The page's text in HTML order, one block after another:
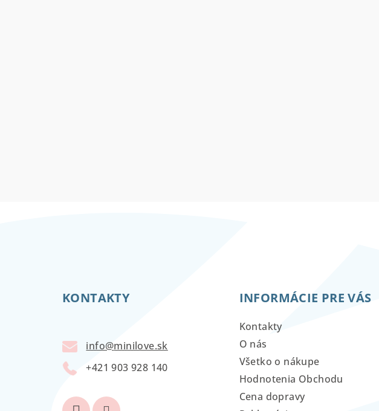
KONTAKTY
info@minilove.sk
+421 903 928 140
INFORMÁCIE PRE VÁS
Kontakty
O nás
Všetko o nákupe
Hodnotenia Obchodu
Cena dopravy